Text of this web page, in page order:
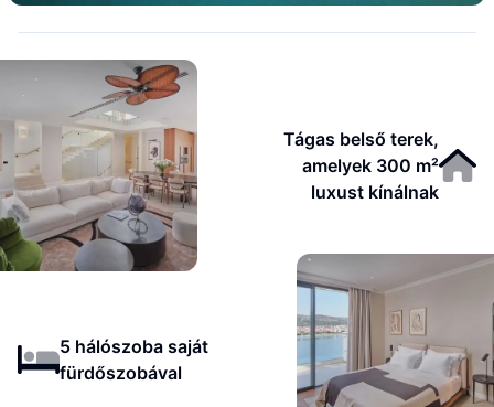
Tágas belső terek,
amelyek 300 m²
luxust kínálnak
5 hálószoba saját
fürdőszobával